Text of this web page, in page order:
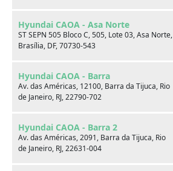
Hyundai CAOA - Asa Norte
ST SEPN 505 Bloco C, 505, Lote 03, Asa Norte,
Brasília, DF, 70730-543
Hyundai CAOA - Barra
Av. das Américas, 12100, Barra da Tijuca, Rio
de Janeiro, RJ, 22790-702
Hyundai CAOA - Barra 2
Av. das Américas, 2091, Barra da Tijuca, Rio
de Janeiro, RJ, 22631-004